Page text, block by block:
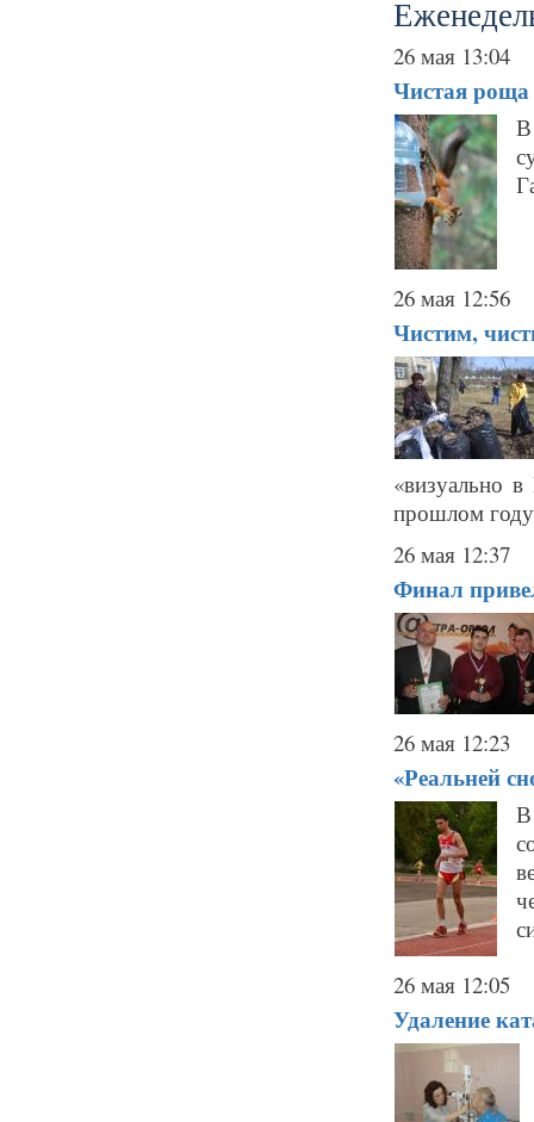
26 мая 13:04
Чистая
26 мая 12:56
Чистим,
«визуально
прошлом
26 мая 12:37
Финал
26 мая 12:23
«Реальней
26 мая 12:05
Удаление